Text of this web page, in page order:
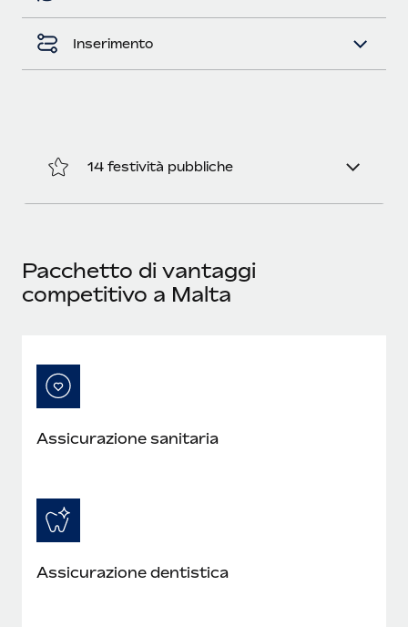
Inserimento
14 festività pubbliche
Pacchetto di vantaggi
competitivo a Malta
Assicurazione sanitaria
Assicurazione dentistica